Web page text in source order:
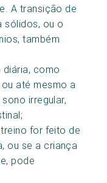
A transição de
sólidos, ou o
também
como
até mesmo a
irregular,
for feito de
ou se a criança
pode